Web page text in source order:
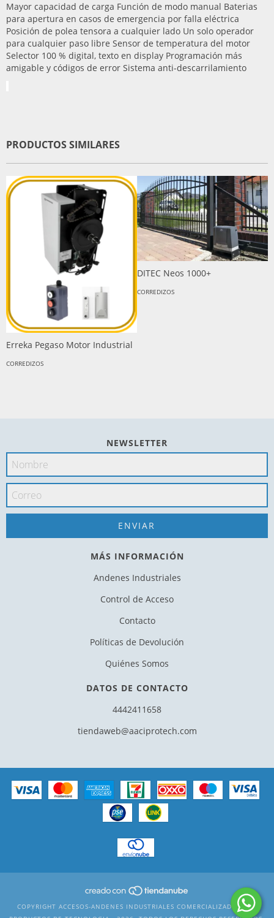
Mayor capacidad de carga Función de modo manual Baterias
para apertura en casos de emergencia por falla eléctrica
Posición de polea tensora a cualquier lado Un solo operador
para cualquier paso libre Sensor de temperatura del motor
Selector 100 % digital, texto en display Programación más
amigable y códigos de error Sistema anti-descarrilamiento
PRODUCTOS SIMILARES
Erreka Pegaso Motor Industrial
CORREDIZOS
DITEC Neos 1000+
CORREDIZOS
NEWSLETTER
MÁS INFORMACIÓN
Andenes Industriales
Control de Acceso
Contacto
Políticas de Devolución
Quiénes Somos
DATOS DE CONTACTO
4442411658
tiendaweb@aaciprotech.com
COPYRIGHT ACCESOS-ANDENES INDUSTRIALES COMERCIALIZADORA DE